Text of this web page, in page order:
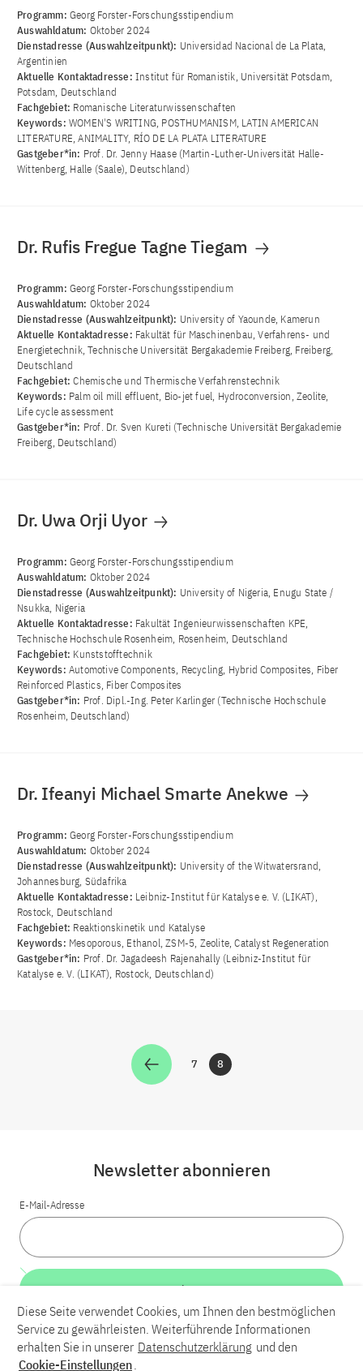
Programm: Georg Forster-Forschungsstipendium
Auswahldatum: Oktober 2024
Dienstadresse (Auswahlzeitpunkt): Universidad Nacional de La Plata,
Argentinien
Aktuelle Kontaktadresse: Institut für Romanistik, Universität Potsdam,
Potsdam, Deutschland
Fachgebiet: Romanische Literaturwissenschaften
Keywords: WOMEN'S WRITING, POSTHUMANISM, LATIN AMERICAN
LITERATURE, ANIMALITY, RÍO DE LA PLATA LITERATURE
Gastgeber*in: Prof. Dr. Jenny Haase (Martin-Luther-Universität Halle-
Wittenberg, Halle (Saale), Deutschland)
Dr. Rufis Fregue Tagne Tiegam
Programm: Georg Forster-Forschungsstipendium
Auswahldatum: Oktober 2024
Dienstadresse (Auswahlzeitpunkt): University of Yaounde, Kamerun
Aktuelle Kontaktadresse: Fakultät für Maschinenbau, Verfahrens- und
Energietechnik, Technische Universität Bergakademie Freiberg, Freiberg,
Deutschland
Fachgebiet:Chemische und Thermische Verfahrenstechnik
Keywords: Palm oil mill effluent, Bio-jet fuel, Hydroconversion, Zeolite,
Life cycle assessment
Gastgeber*in: Prof. Dr. Sven Kureti (Technische Universität Bergakademie
Freiberg, Deutschland)
Dr. Uwa Orji Uyor
Programm: Georg Forster-Forschungsstipendium
Auswahldatum: Oktober 2024
Dienstadresse (Auswahlzeitpunkt): University of Nigeria, Enugu State /
Nsukka, Nigeria
Aktuelle Kontaktadresse: Fakultät Ingenieurwissenschaften KPE,
Technische Hochschule Rosenheim, Rosenheim, Deutschland
Fachgebiet: Kunststofftechnik
Keywords: Automotive Components, Recycling, Hybrid Composites, Fiber
Reinforced Plastics, Fiber Composites
Gastgeber*in: Prof. Dipl.-Ing. Peter Karlinger (Technische Hochschule
Rosenheim, Deutschland)
Dr. Ifeanyi Michael Smarte Anekwe
Programm: Georg Forster-Forschungsstipendium
Auswahldatum: Oktober 2024
Dienstadresse (Auswahlzeitpunkt): University of the Witwatersrand,
Johannesburg, Südafrika
Aktuelle Kontaktadresse: Leibniz-Institut für Katalyse e. V. (LIKAT),
Rostock, Deutschland
Fachgebiet: Reaktionskinetik und Katalyse
Keywords: Mesoporous, Ethanol, ZSM-5, Zeolite, Catalyst Regeneration
Gastgeber*in: Prof. Dr. Jagadeesh Rajenahally (Leibniz-Institut für
Katalyse e. V. (LIKAT), Rostock, Deutschland)
Zur Seite
7 Zur Seite
8
LinkedInBlueskyYouTube
Newsletter abonnieren
E-Mail-Adresse
Weiter
Diese Seite verwendet Cookies, um Ihnen den bestmöglichen
Service zu gewährleisten. Weiterführende Informationen
erhalten Sie in unserer Datenschutzerklärung und den
Cookie-Einstellungen.